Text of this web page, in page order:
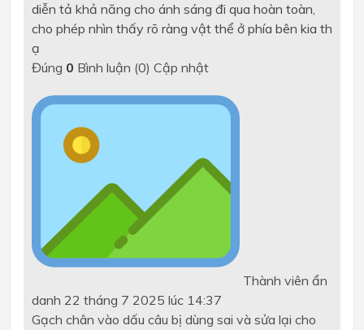
diễn tả khả năng cho ánh sáng đi qua hoàn toàn,
cho phép nhìn thấy rõ ràng vật thể ở phía bên kia th
ạ
Đúng 0 Bình luận (0) Cập nhật
Thành viên ẩn
danh 22 tháng 7 2025 lúc 14:37
Gạch chân vào dấu câu bị dùng sai và sửa lại cho